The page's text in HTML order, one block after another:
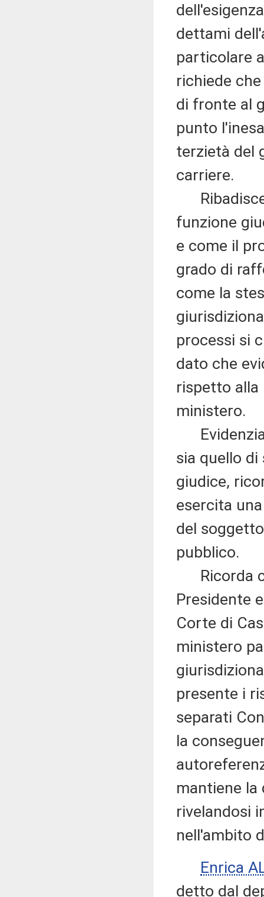
dettami
particolare
richiede
di fronte al
punto
terzietà del
carriere.
Ribadisce
funzione
e come il
grado di
come la
processi si
dato che
rispetto
ministero.
Evidenzia
sia quello
giudice,
esercita
del
pubblico.
Ricorda
Presidente
Corte di
ministero
presente i
separati
la
mantiene la
rivelandosi
nell'ambito
Enrica
detto dal